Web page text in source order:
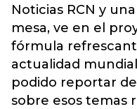
Noticias RCN y
mesa, ve en el
fórmula
actualidad
podido reportar
sobre esos temas